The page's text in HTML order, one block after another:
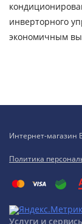
инверторного
экономичным
Интернет-магазин
Политика
Услуги и